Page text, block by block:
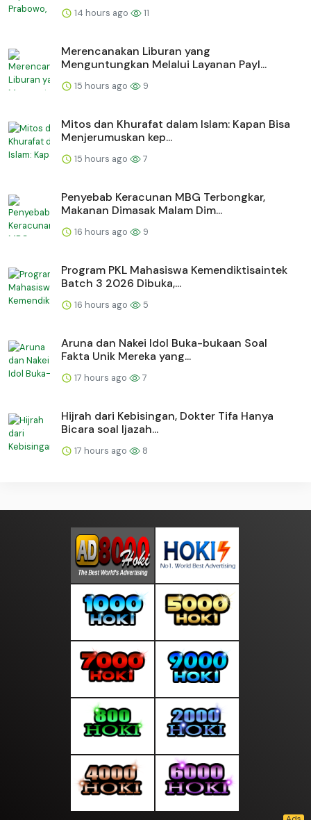
14 hours ago 11
Merencanakan Liburan yang
Menguntungkan Melalui Layanan Payl...
15 hours ago 9
Mitos dan Khurafat dalam Islam: Kapan Bisa
Menjerumuskan kep...
15 hours ago 7
Penyebab Keracunan MBG Terbongkar,
Makanan Dimasak Malam Dim...
16 hours ago 9
Program PKL Mahasiswa Kemendiktisaintek
Batch 3 2026 Dibuka,...
16 hours ago 5
Aruna dan Nakei Idol Buka-bukaan Soal
Fakta Unik Mereka yang...
17 hours ago 7
Hijrah dari Kebisingan, Dokter Tifa Hanya
Bicara soal Ijazah...
17 hours ago 8